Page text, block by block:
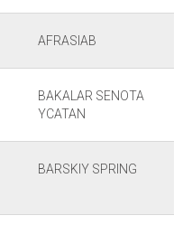
AFRASIAB
BAKALAR SENOTA
YCATAN
BARSKIY SPRING